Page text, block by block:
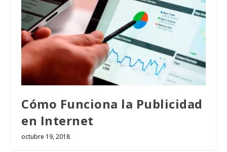
Cómo Funciona la Publicidad
en Internet
octubre 19, 2018